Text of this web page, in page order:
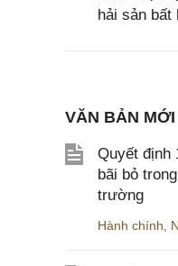
hải sản bất
VĂN BẢN
Quyết định
bãi bỏ
trường
Hành chính